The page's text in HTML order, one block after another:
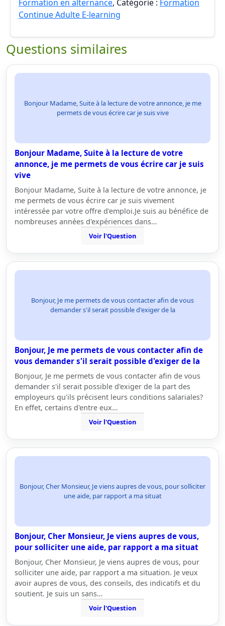
Formation en alternance, Catégorie : Formation
Continue Adulte E-learning
Questions similaires
Bonjour Madame, Suite à la lecture de votre annonce, je me
permets de vous écrire car je suis vive
Bonjour Madame, Suite à la lecture de votre
annonce, je me permets de vous écrire car je suis
vive
Bonjour Madame, Suite à la lecture de votre annonce, je
me permets de vous écrire car je suis vivement
intéressée par votre offre d'emploi.Je suis au bénéfice de
nombreuses années d'expériences dans…
Voir l'Question
Bonjour, Je me permets de vous contacter afin de vous
demander s'il serait possible d'exiger de la
Bonjour, Je me permets de vous contacter afin de
vous demander s'il serait possible d'exiger de la
Bonjour, Je me permets de vous contacter afin de vous
demander s'il serait possible d'exiger de la part des
employeurs qu'ils précisent leurs conditions salariales?
En effet, certains d'entre eux…
Voir l'Question
Bonjour, Cher Monsieur, Je viens aupres de vous, pour solliciter
une aide, par rapport a ma situat
Bonjour, Cher Monsieur, Je viens aupres de vous,
pour solliciter une aide, par rapport a ma situat
Bonjour, Cher Monsieur, Je viens aupres de vous, pour
solliciter une aide, par rapport a ma situation. Je veux
avoir aupres de vous, des conseils, des indicatifs et du
soutient. Je suis un sans…
Voir l'Question